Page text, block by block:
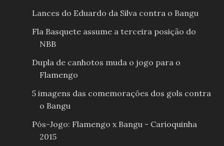
Lances do Eduardo da Silva contra o Bangu
Fla Basquete assume a terceira posição do
NBB
Dupla de canhotos muda o jogo para o
Flamengo
5 imagens das comemorações dos gols contra
o Bangu
Pós-Jogo: Flamengo x Bangu - Carioquinha
2015